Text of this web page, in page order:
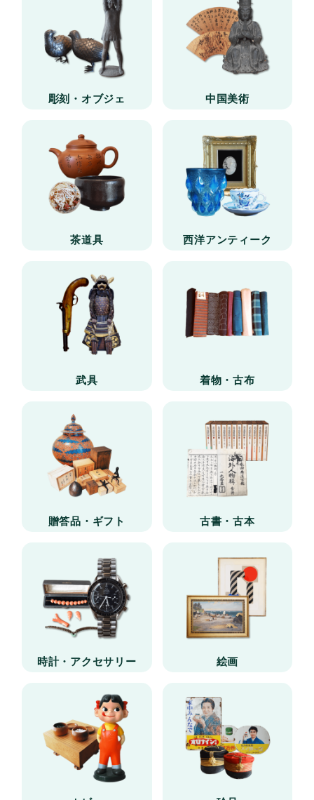
彫刻・オブジェ 中国美術
茶道具 西洋アンティーク
武具 着物・古布
贈答品・ギフト 古書・古本
時計・アクセサリー 絵画